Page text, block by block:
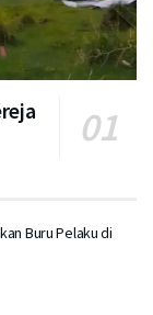
Buru Pelaku di